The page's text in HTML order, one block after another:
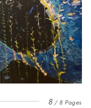
8 8 Pages